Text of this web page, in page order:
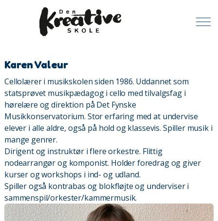
Karen Valeur
Cellolærer i musikskolen siden 1986. Uddannet som
statsprøvet musikpædagog i cello med tilvalgsfag i
hørelære og direktion på Det Fynske
Musikkonservatorium. Stor erfaring med at undervise
elever i alle aldre, også på hold og klassevis. Spiller musik i
mange genrer.
Dirigent og instruktør i flere orkestre. Flittig
nodearrangør og komponist. Holder foredrag og giver
kurser og workshops i ind- og udland.
Spiller også kontrabas og blokfløjte og underviser i
sammenspil/orkester/kammermusik.